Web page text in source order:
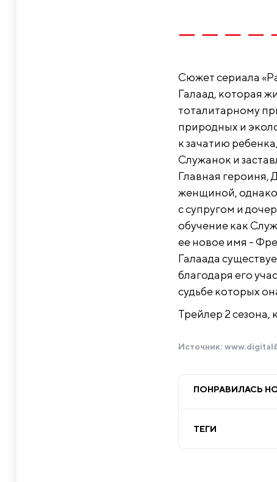
Сюжет сериала
Галаад, которая
тоталитарному
природных и
к зачатию
Служанок и
Главная героиня,
женщиной, однако
с супругом и
обучение как
ее новое имя -
Галаада
благодаря его
судьбе которых
Трейлер 2
Источник:
ПОНРАВИЛАСЬ
ТЕГИ